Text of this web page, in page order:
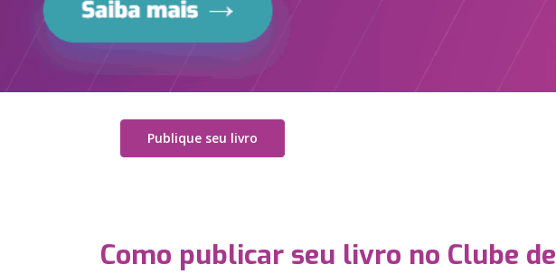
Publique seu livro
Como publicar seu livro no Clube